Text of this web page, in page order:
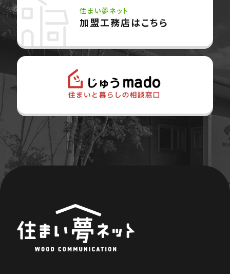
住まい夢ネット
加盟工務店はこちら